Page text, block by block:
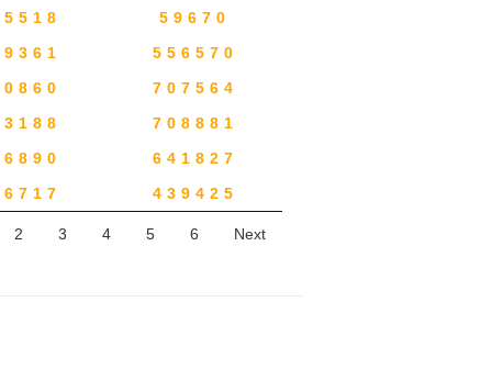
59670
556570
707564
708881
641827
439425
2 3 4 5 6 Next